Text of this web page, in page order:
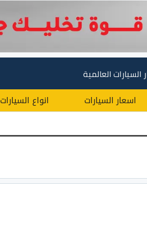
السيارات العالمية
اسعار السيارات انواع السيارات